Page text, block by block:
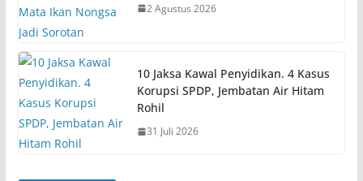
2 Agustus 2026
10 Jaksa Kawal Penyidikan. 4 Kasus
Korupsi SPDP, Jembatan Air Hitam
Rohil
31 Juli 2026